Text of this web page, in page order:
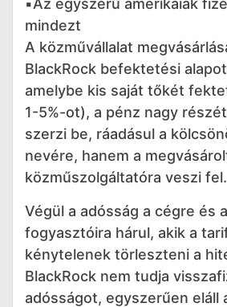
▪️Az egyszerű amerikaiak
mindezt
A közművállalat
BlackRock befektetési
amelybe kis saját tőkét
1-5%-ot), a pénz nagy
szerzi be, ráadásul a
nevére, hanem a
közműszolgáltatóra veszi fel.
Végül a adósság a cégre és
fogyasztóira hárul, akik a
kénytelenek törleszteni a
BlackRock nem tudja
adósságot, egyszerűen eláll